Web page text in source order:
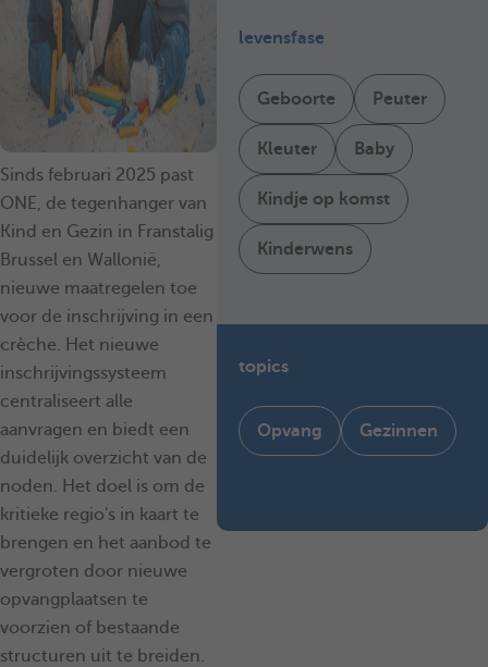
Sinds februari 2025 past
ONE, de tegenhanger van
Kind en Gezin in Franstalig
Brussel en Wallonië,
nieuwe maatregelen toe
voor de inschrijving in een
crèche. Het nieuwe
inschrijvingssysteem
centraliseert alle
aanvragen en biedt een
duidelijk overzicht van de
noden. Het doel is om de
kritieke regio's in kaart te
brengen en het aanbod te
vergroten door nieuwe
opvangplaatsen te
voorzien of bestaande
structuren uit te breiden.
levensfase
Geboorte Peuter
Kleuter Baby
Kindje op komst
Kinderwens
topics
Opvang Gezinnen